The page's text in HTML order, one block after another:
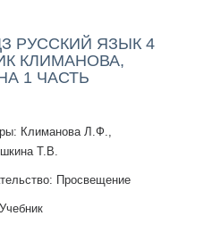
РУССКИЙ ЯЗЫК 4
КЛИМАНОВА,
1 ЧАСТЬ
Климанова Л.Ф.,
Т.В.
Просвещение